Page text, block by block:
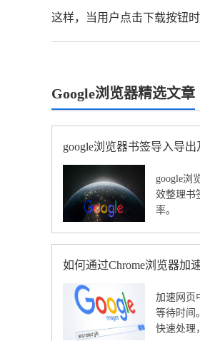
这样，当用户点击下载按钮
Google浏览器精选文章
google浏览器书签导入导
google浏
效整理书
率。
如何通过Chrome浏览器加
加速网页
等待时间
快速处理